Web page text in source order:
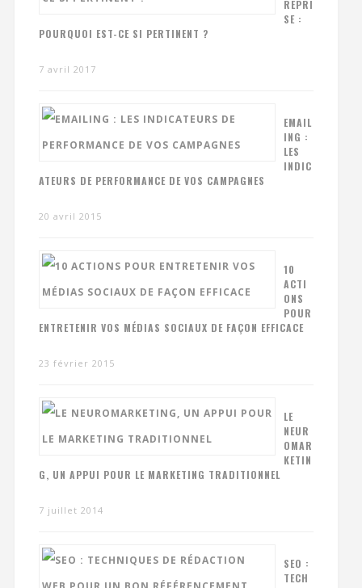
REPRI
SE :
POURQUOI EST-CE SI PERTINENT ?
7 avril 2017
EMAIL
ING :
LES
INDIC
ATEURS DE PERFORMANCE DE VOS CAMPAGNES
20 avril 2015
10
ACTI
ONS
POUR
ENTRETENIR VOS MÉDIAS SOCIAUX DE FAÇON EFFICACE
23 février 2015
LE
NEUR
OMAR
KETIN
G, UN APPUI POUR LE MARKETING TRADITIONNEL
7 juillet 2014
SEO :
TECH